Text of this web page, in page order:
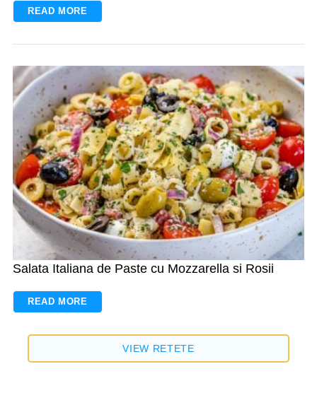
READ MORE
Salata Italiana de Paste cu Mozzarella si Rosii
READ MORE
VIEW RETETE